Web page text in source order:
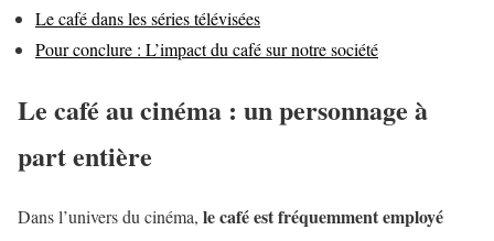
Le café dans les séries télévisées
Pour conclure : L’impact du café sur notre société
Le café au cinéma : un personnage à
part entière
Dans l’univers du cinéma, le café est fréquemment employé